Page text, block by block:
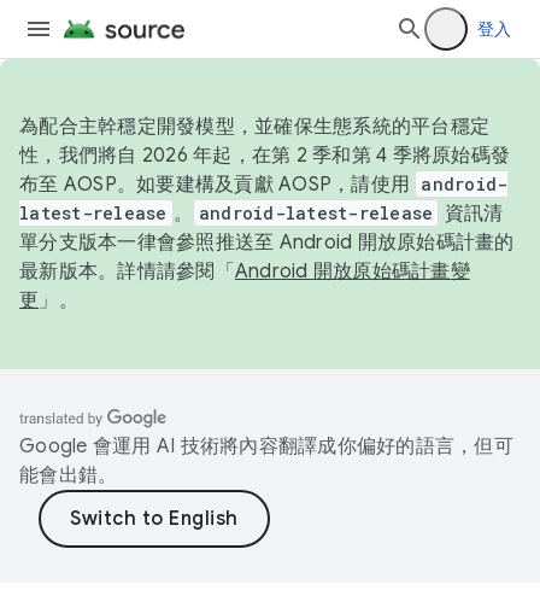
登入
為配合主幹穩定開發模型，並確保生態系統的平台穩定
性，我們將自 2026 年起，在第 2 季和第 4 季將原始碼發
布至 AOSP。如要建構及貢獻 AOSP，請使用 android-
latest-release 。 android-latest-release
資訊清
單分支版本一律會參照推送至 Android 開放原始碼計畫的
最新版本。詳情請參閱「 Android 開放原始碼計畫變
更 」。
Google 會運用 AI 技術將內容翻譯成你偏好的語言，但可
能會出錯。